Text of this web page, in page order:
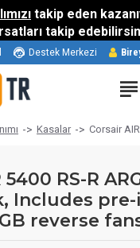
takip eden
takip
Destek Merkezi
Kasalar Corsair
RS-R
Includes
reverse